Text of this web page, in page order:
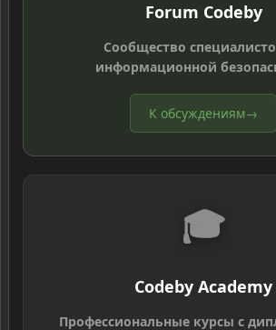
Forum Codeby
Сообщество
информационной
К обсуждениям→
🎓
Codeby Academy
Профессиональные курсы с